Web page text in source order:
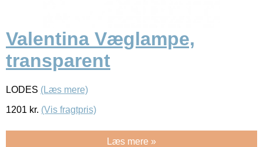
Valentina Væglampe,
transparent
LODES (Læs mere)
1201 kr. (Vis fragtpris)
Læs mere »